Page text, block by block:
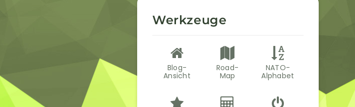
Werkzeuge
Blog-
Ansicht
Road-
Map
NATO-
Alphabet